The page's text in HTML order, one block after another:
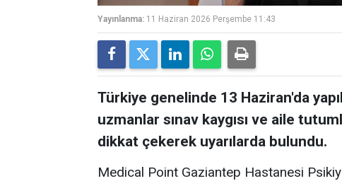
Yayınlanma: 11 Haziran 2026 Perşembe 11:43
Türkiye genelinde 13 Haziran'da
uzmanlar sınav kaygısı ve aile
dikkat çekerek uyarılarda bulundu.
Medical Point Gaziantep Hastanesi